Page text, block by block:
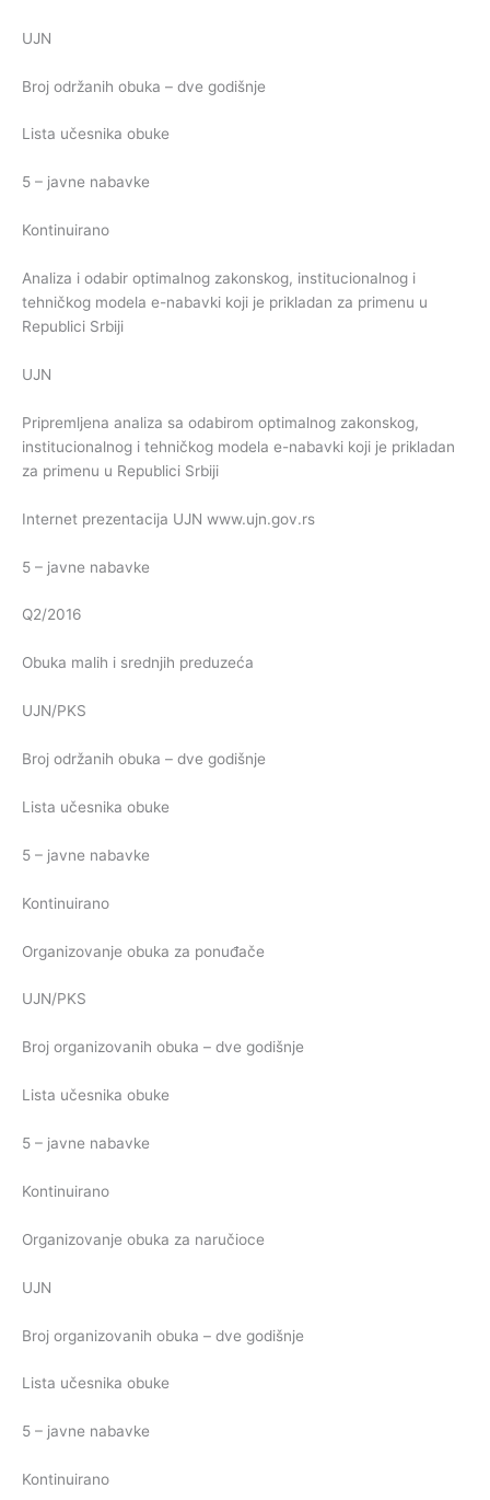
UJN
Broj održanih obuka – dve godišnje
Lista učesnika obuke
5 – javne nabavke
Kontinuirano
Analiza i odabir optimalnog zakonskog, institucionalnog i
tehničkog modela e-nabavki koji je prikladan za primenu u
Republici Srbiji
UJN
Pripremljena analiza sa odabirom optimalnog zakonskog,
institucionalnog i tehničkog modela e-nabavki koji je prikladan
za primenu u Republici Srbiji
Internet prezentacija UJN www.ujn.gov.rs
5 – javne nabavke
Q2/2016
Obuka malih i srednjih preduzeća
UJN/PKS
Broj održanih obuka – dve godišnje
Lista učesnika obuke
5 – javne nabavke
Kontinuirano
Organizovanje obuka za ponuđače
UJN/PKS
Broj organizovanih obuka – dve godišnje
Lista učesnika obuke
5 – javne nabavke
Kontinuirano
Organizovanje obuka za naručioce
UJN
Broj organizovanih obuka – dve godišnje
Lista učesnika obuke
5 – javne nabavke
Kontinuirano